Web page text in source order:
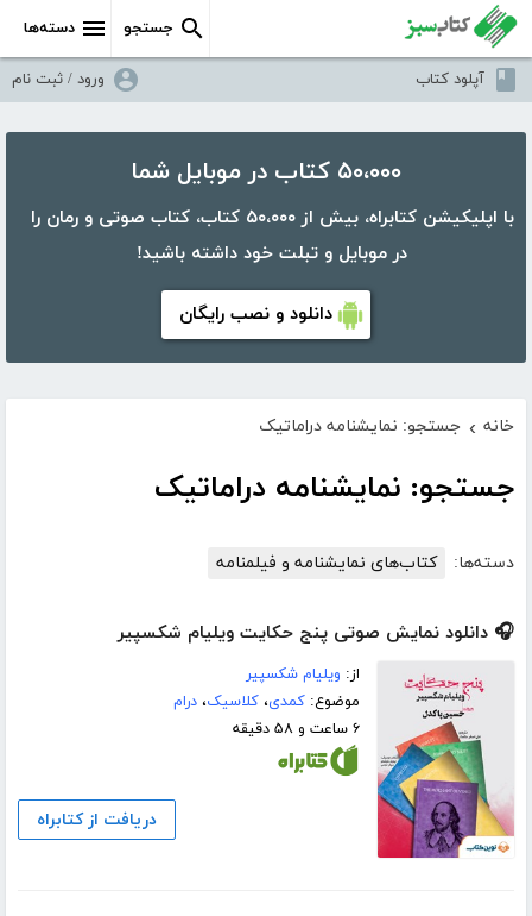
دسته‌ها جستجو
آپلود کتاب ورود / ثبت نام
۵۰،۰۰۰ کتاب در موبایل شما
با اپلیکیشن کتابراه، بیش از ۵۰،۰۰۰ کتاب، کتاب صوتی و رمان را
در موبایل و تبلت خود داشته باشید!
دانلود و نصب رایگان
خانه › جستجو: نمایشنامه دراماتیک
جستجو: نمایشنامه دراماتیک
دسته‌ها: کتاب‌های نمایشنامه و فیلمنامه
🎧 دانلود نمایش صوتی پنج حکایت ویلیام شکسپیر
از: ویلیام شکسپیر
موضوع:کمدی،کلاسیک،درام
۶ ساعت و ۵۸ دقیقه
دریافت از کتابراه